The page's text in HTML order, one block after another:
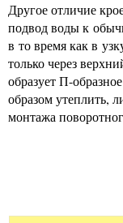
Другое отличие
подвод воды к
в то время как в
только через
образует П-
образом утеплить,
монтажа